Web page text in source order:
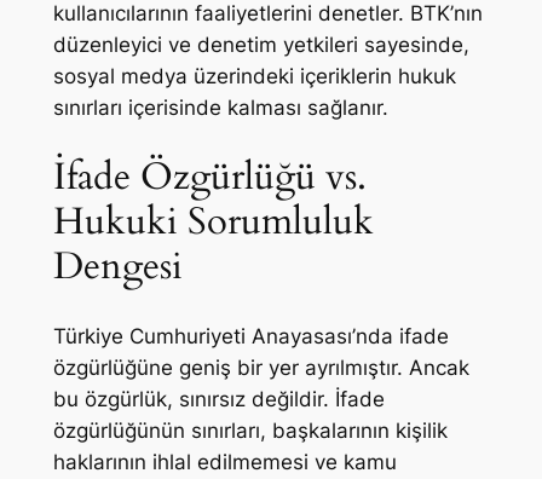
kullanıcılarının faaliyetlerini denetler. BTK’nın
düzenleyici ve denetim yetkileri sayesinde,
sosyal medya üzerindeki içeriklerin hukuk
sınırları içerisinde kalması sağlanır.
İfade Özgürlüğü vs.
Hukuki Sorumluluk
Dengesi
Türkiye Cumhuriyeti Anayasası’nda ifade
özgürlüğüne geniş bir yer ayrılmıştır. Ancak
bu özgürlük, sınırsız değildir. İfade
özgürlüğünün sınırları, başkalarının kişilik
haklarının ihlal edilmemesi ve kamu